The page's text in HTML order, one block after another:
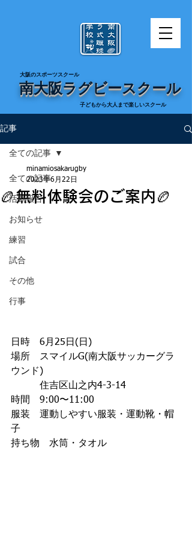
​大阪のスポーツスクール
南大阪ラグビースクール
​子どもから大人まで楽しいスクール
記事
全ての記事
活動報告
お知らせ
練習
試合
その他
行事
全ての記事
🏉無料体験会のご案内🏉
minamiosakarugby
2023年6月22日
日時　6月25日(日)
場所　スマイルG(南大阪サッカーグラ
ウンド)
住吉区山之内4-3-14
時間　9:00〜11:00
服装　運動しやすい服装・運動靴・帽
子
持ち物　水筒・タオル